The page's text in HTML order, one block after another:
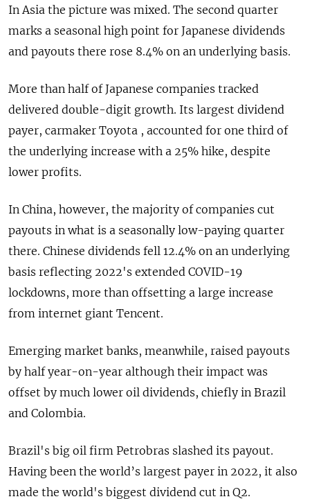
In Asia the picture was mixed. The second quarter
marks a seasonal high point for Japanese dividends
and payouts there rose 8.4% on an underlying basis.
More than half of Japanese companies tracked
delivered double-digit growth. Its largest dividend
payer, carmaker Toyota , accounted for one third of
the underlying increase with a 25% hike, despite
lower profits.
In China, however, the majority of companies cut
payouts in what is a seasonally low-paying quarter
there. Chinese dividends fell 12.4% on an underlying
basis reflecting 2022's extended COVID-19
lockdowns, more than offsetting a large increase
from internet giant Tencent.
Emerging market banks, meanwhile, raised payouts
by half year-on-year although their impact was
offset by much lower oil dividends, chiefly in Brazil
and Colombia.
Brazil's big oil firm Petrobras slashed its payout.
Having been the world’s largest payer in 2022, it also
made the world's biggest dividend cut in Q2.